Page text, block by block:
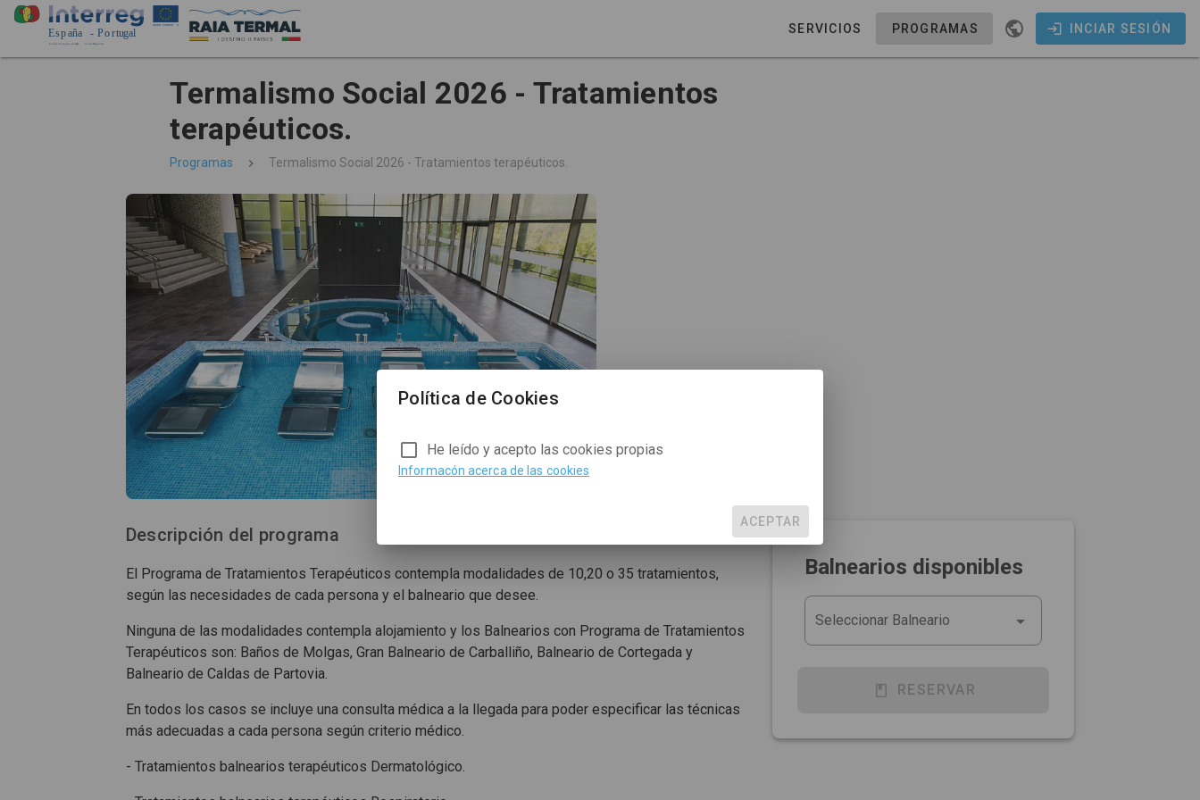
SERVICIOS PROGRAMAS INCIAR SESIÓN
Termalismo Social 2026 - Tratamientos
terapéuticos.
Programas Termalismo Social 2026 - Tratamientos terapéuticos.
Descripción del programa
El Programa de Tratamientos Terapéuticos contempla modalidades de 10,20 o 35 tratamientos,
según las necesidades de cada persona y el balneario que desee.
​Ninguna de las modalidades contempla alojamiento y los Balnearios con Programa de Tratamientos
Terapéuticos son: Baños de Molgas, Gran Balneario de Carballiño, Balneario de Cortegada y
Balneario de Caldas de Partovia.
En todos los casos se incluye una consulta médica a la llegada para poder especificar las técnicas
más adecuadas a cada persona según criterio médico.
​- Tratamientos balnearios terapéuticos Dermatológico.
Balnearios disponibles
Seleccionar Balneario
RESERVAR
Política de Cookies
He leído y acepto las cookies propias
Informacón acerca de las cookies
ACEPTAR